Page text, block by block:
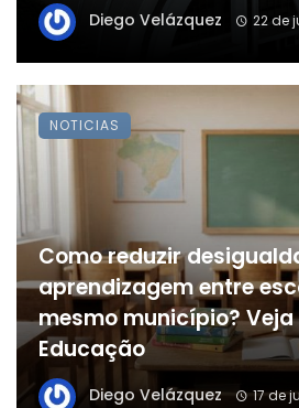
Diego Velázquez 22 de
Como reduzir
aprendizagem entre
mesmo município?
Educação
Diego Velázquez 17 de
NOTICIAS